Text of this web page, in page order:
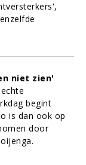
niet zien'
begint
is dan ook op
door